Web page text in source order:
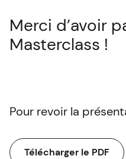
Merci d’avoir
Masterclass !
Pour revoir la
Télécharger le PDF